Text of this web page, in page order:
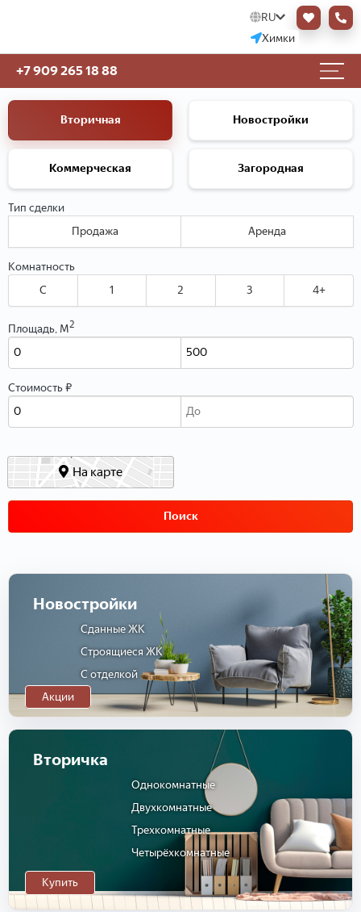
RU
Химки
+7 909 265 18 88
Вторичная Новостройки
Коммерческая Загородная
Тип сделки
Продажа
Аренда
Комнатность
C
1 2 3 4+
Площадь, М2
Стоимость ₽
На карте
Поиск
Новостройки
Сданные ЖК
Строящиеся ЖК
С отделкой
Акции
Вторичка
Однокомнатные
Двухкомнатные
Трехкомнатные
Четырёхкомнатные
Купить